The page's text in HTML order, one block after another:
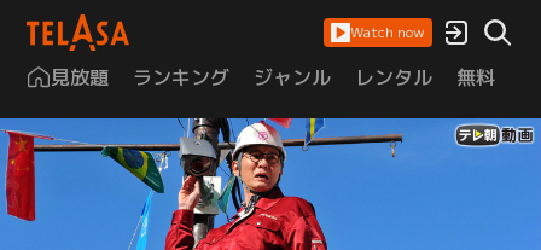
Watch now
見放題 ランキング ジャンル レンタル 無料